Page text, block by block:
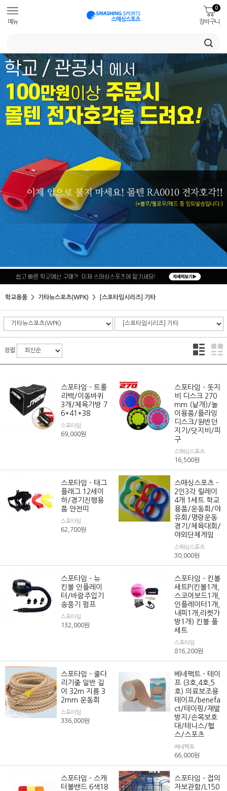
메뉴 장바구니
0
학교용품 기타뉴스포츠(WPK) [스포타임시리즈] 기타
정렬
스포타임 - 트롤
리백/이동바퀴
3개/체육가방 7
6*41*38
스포타임
69,000원
스포타임 - 돗지
비 디스크 270
mm (낱개)/놀
이용품/플라잉
디스크/원반던
지기/닷지비/피
구
스매싱스포츠
16,500원
스포타임 - 태그
플래그 12세이
하/경기진행용
품 안전띠
스포타임
62,700원
스매싱스포츠 -
2인3각 릴레이
4개 1세트 학교
용품/운동회/야
유회/명랑운동
경기/체육대회/
야외단체게임
스매싱스포츠
30,000원
스포타임 - 뉴
킨볼 인플레이
터/바람주입기
송풍기 펌프
스포타임
132,000원
스포타임 - 킨볼
세트P(킨볼1개,
스코어보드1개,
인플레이터1개,
내피1개,라켓가
방1개) 킨볼 풀
세트
스포타임
816,200원
스포타임 - 줄다
리기줄 일반 길
이 32m 지름 3
2mm 운동회
스포타임
336,000원
베네팩트 - 테이
프 (3호,4호,5
호) 의료보조용
테이프/benefa
ct/테이핑/재발
방지/손목보호
대/테니스/헬
스/스포츠
베네팩트
66,000원
스포타임 - 스캐
터볼밴드 6색18
스포타임 - 접의
자보관함/L150